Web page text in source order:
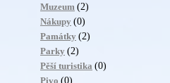
Muzeum (2)
Nákupy (0)
Památky (2)
Parky (2)
Pěší turistika (0)
Pivo (0)